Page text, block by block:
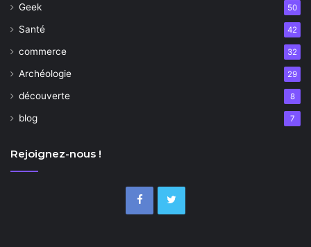
Geek 50
Santé 42
commerce 32
Archéologie 29
découverte 8
blog 7
Rejoignez-nous !